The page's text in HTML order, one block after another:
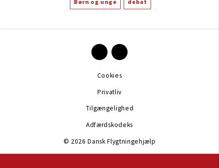
Børn og unge debat
© 2026 Dansk Flygtningehjælp
Cookies
Privatliv
Tilgængelighed
Adfærdskodeks